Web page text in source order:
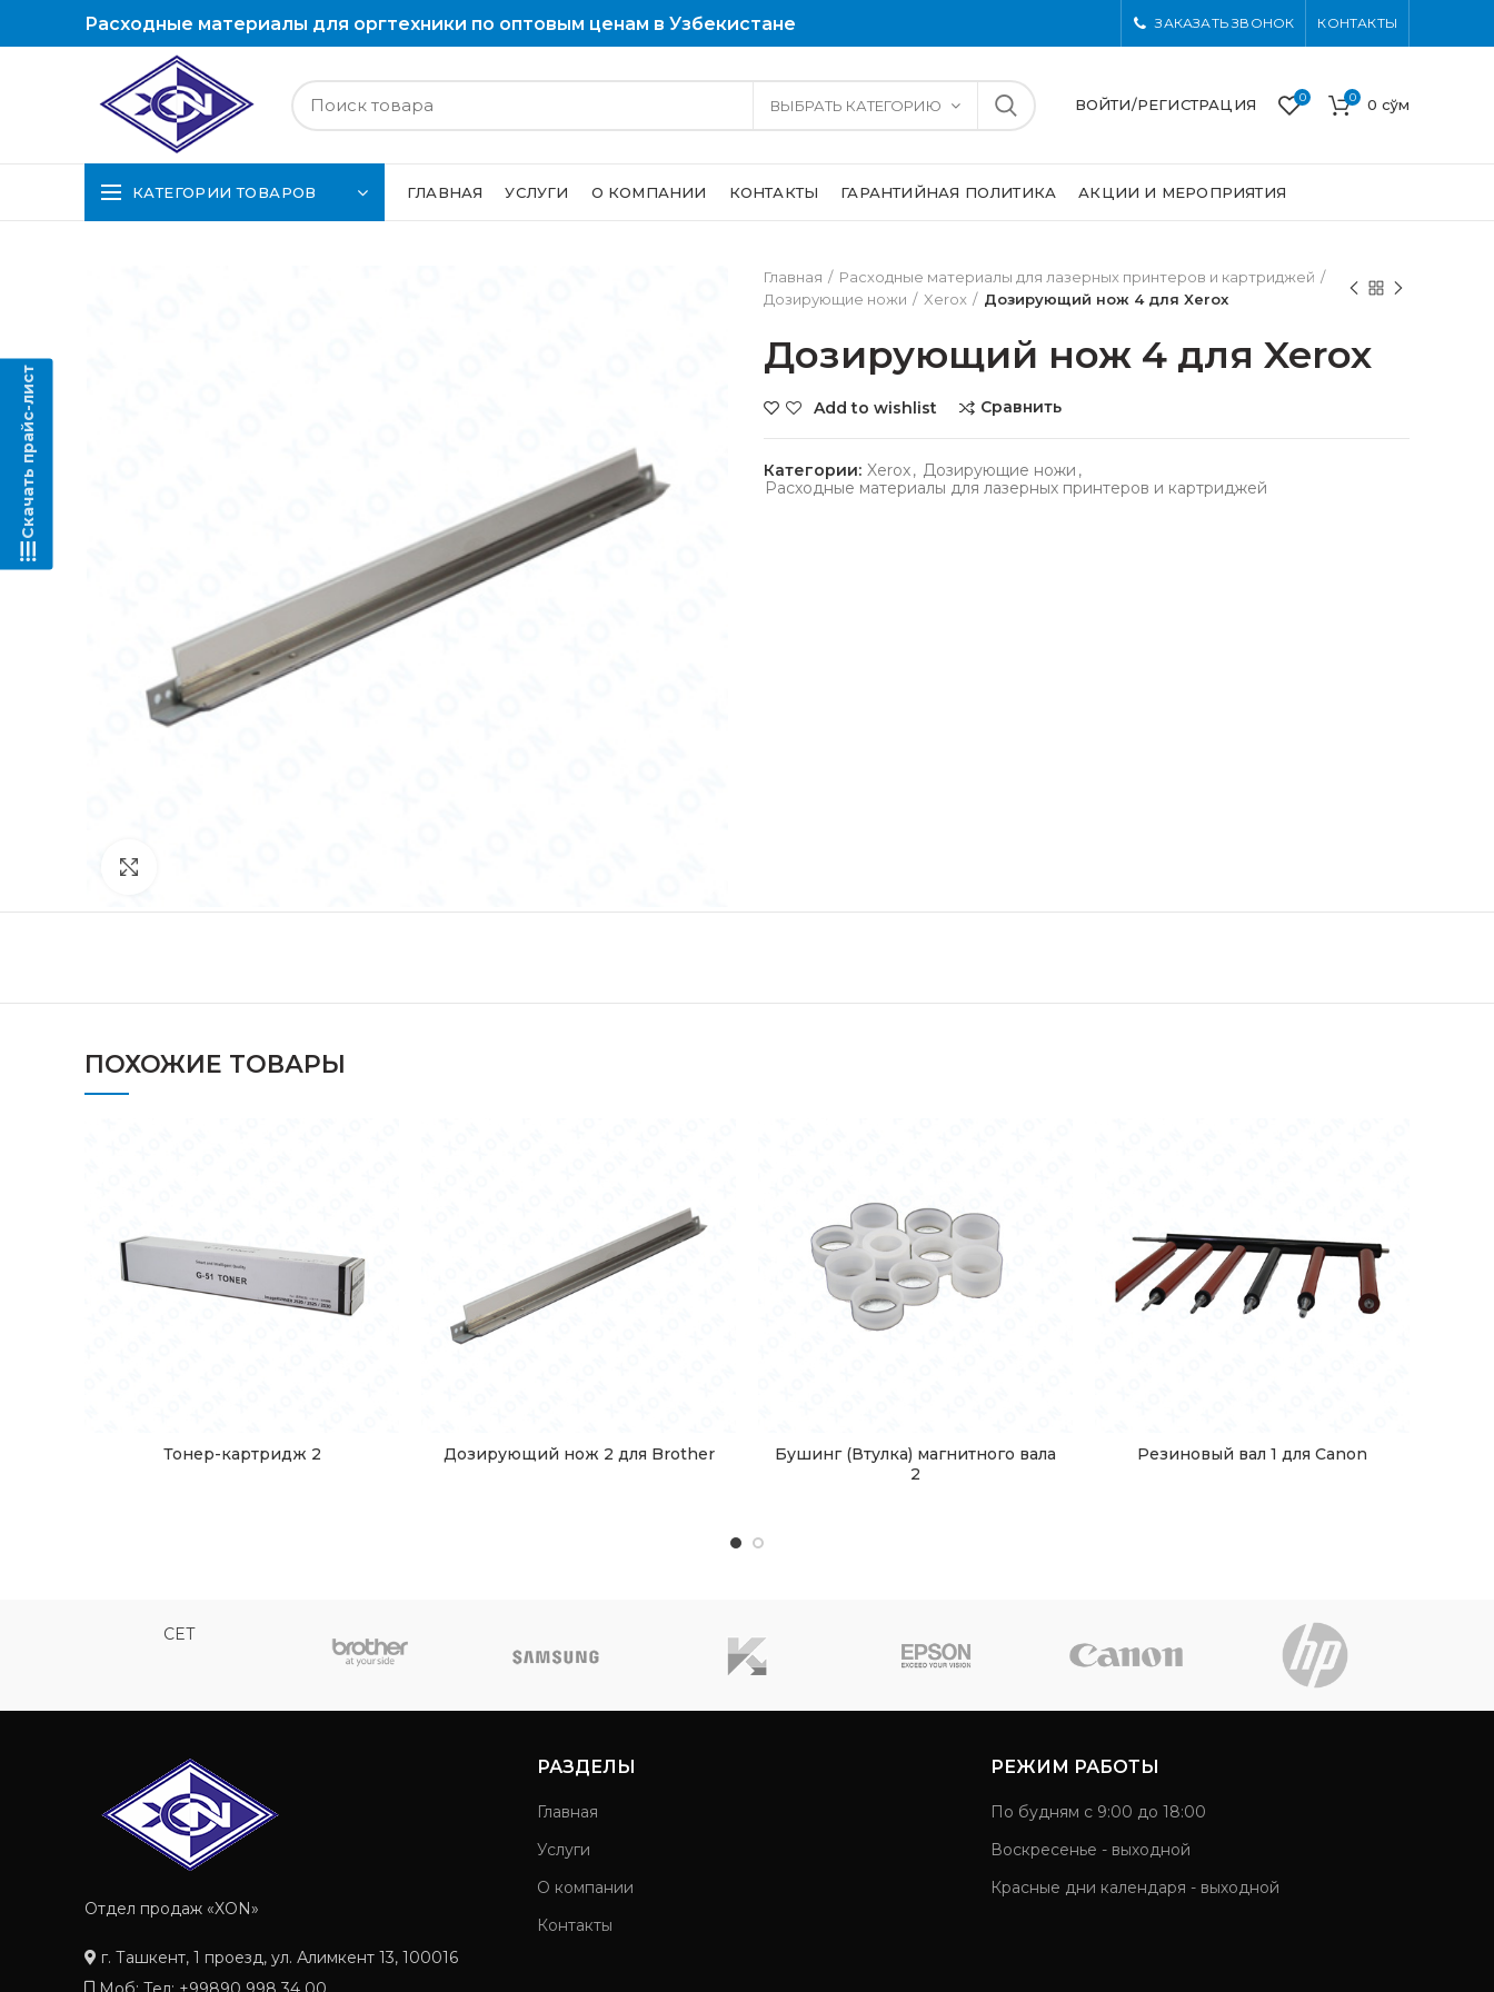
Расходные материалы для оргтехники по оптовым ценам в Узбекистане ЗАКАЗАТЬ ЗВОНОК КОНТАКТЫ
ВЫБРАТЬ КАТЕГОРИЮ ВОЙТИ/РЕГИСТРАЦИЯ 0 0 0 сўм
КАТЕГОРИИ ТОВАРОВ ГЛАВНАЯ УСЛУГИ О КОМПАНИИ КОНТАКТЫ ГАРАНТИЙНАЯ ПОЛИТИКА АКЦИИ И МЕРОПРИЯТИЯ
Главная
Расходные материалы для лазерных принтеров и картриджей
Дозирующие ножи
Xerox Дозирующий нож 4 для Xerox
Дозирующий нож 4 для Xerox
Add to wishlist Сравнить
Категории: Xerox, Дозирующие ножи ,
Расходные материалы для лазерных принтеров и картриджей
ПОХОЖИЕ ТОВАРЫ
Тонер-картридж 2 Дозирующий нож 2 для Brother
Бушинг (Втулка) магнитного вала
2
Резиновый вал 1 для Canon
CET
Отдел продаж «XON»
г. Ташкент, 1 проезд, ул. Алимкент 13, 100016
РАЗДЕЛЫ
Главная
Услуги
О компании
Контакты
РЕЖИМ РАБОТЫ
По будням с 9:00 до 18:00
Воскресенье - выходной
Красные дни календаря - выходной
Скачать прайс-лист